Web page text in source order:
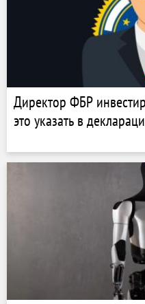
Директор ФБР
это указать в